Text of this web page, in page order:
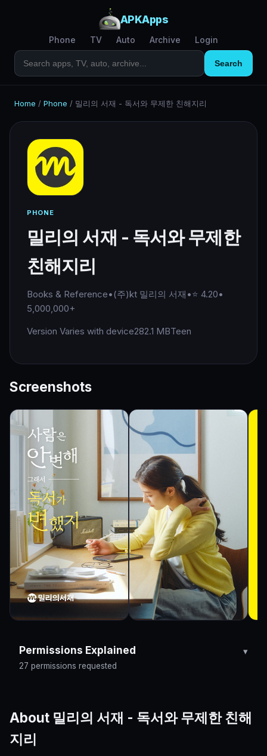
APKApps
Phone TV Auto Archive Login
Search
Home / Phone / 밀리의 서재 - 독서와 무제한 친해지리
PHONE
밀리의 서재 - 독서와 무제한
친해지리
Books & Reference•(주)kt 밀리의 서재 •⭐ 4.20•
5,000,000+
Version Varies with device282.1 MBTeen
Screenshots
Permissions Explained
27 permissions requested
About 밀리의 서재 - 독서와 무제한 친해
지리